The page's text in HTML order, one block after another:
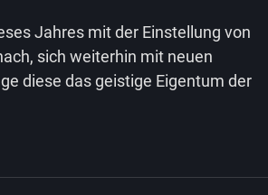
Jahres mit der Einstellung von
sich weiterhin mit neuen
diese das geistige Eigentum der